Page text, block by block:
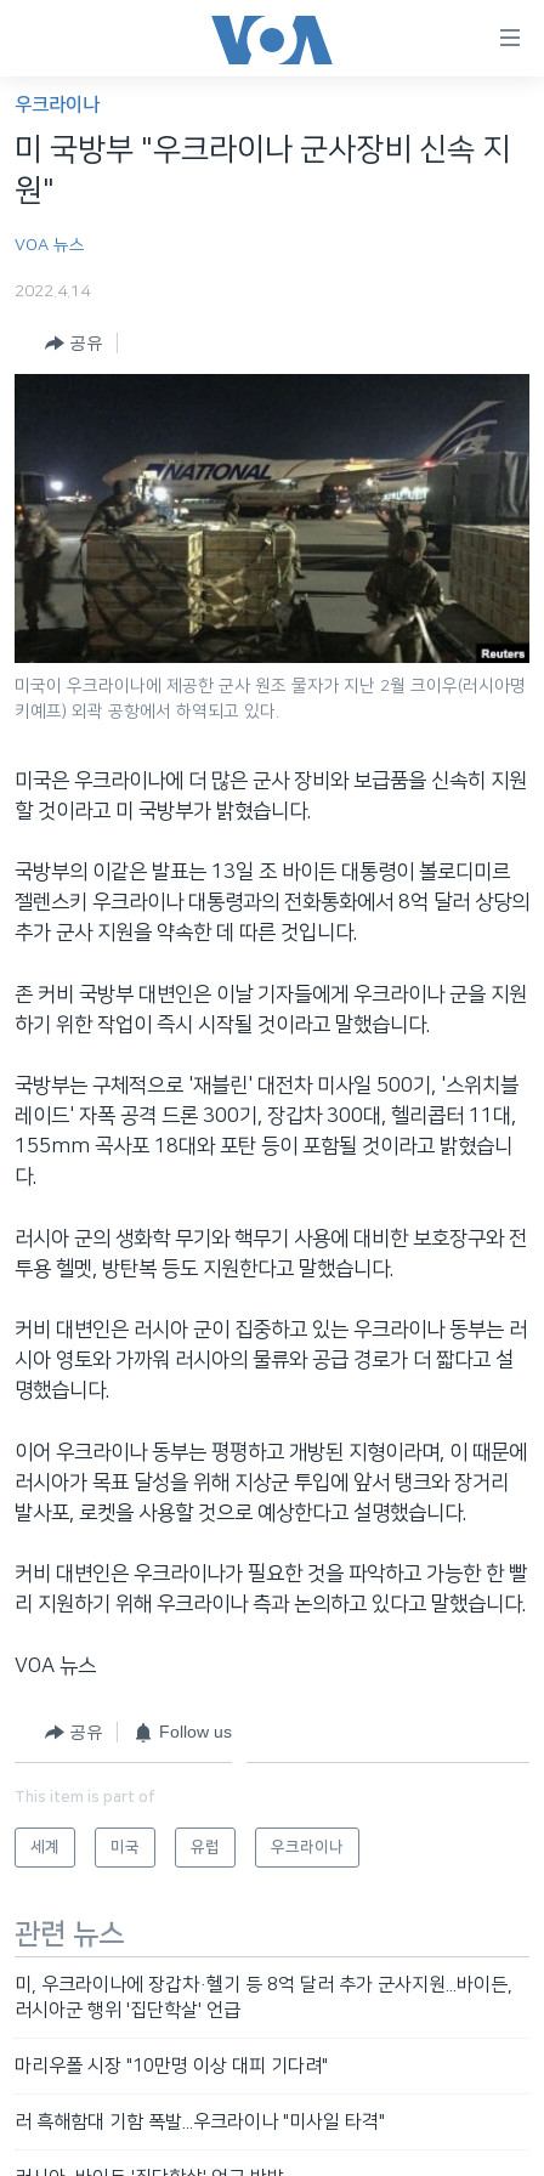
가
능
링
인
동
메
인
네
게
션
으
이
동
색
으
로
등
세계
라디오
프로그램
주파수 안내
우크라이나
미 국방부 "우크라이나 군사장비 신속 지
원"
VOA 뉴스
2022.4.14
공유
미국이 우크라이나에 제공한 군사 원조 물자가 지난 2월 크이우(러시아명
키예프) 외곽 공항에서 하역되고 있다.
미국은 우크라이나에 더 많은 군사 장비와 보급품을 신속히 지원
할 것이라고 미 국방부가 밝혔습니다.
국방부의 이같은 발표는 13일 조 바이든 대통령이 볼로디미르
젤렌스키 우크라이나 대통령과의 전화통화에서 8억 달러 상당의
추가 군사 지원을 약속한 데 따른 것입니다.
존 커비 국방부 대변인은 이날 기자들에게 우크라이나 군을 지원
하기 위한 작업이 즉시 시작될 것이라고 말했습니다.
국방부는 구체적으로 '재블린' 대전차 미사일 500기, '스위치블
레이드' 자폭 공격 드론 300기, 장갑차 300대, 헬리콥터 11대,
155mm 곡사포 18대와 포탄 등이 포함될 것이라고 밝혔습니
다.
러시아 군의 생화학 무기와 핵무기 사용에 대비한 보호장구와 전
투용 헬멧, 방탄복 등도 지원한다고 말했습니다.
커비 대변인은 러시아 군이 집중하고 있는 우크라이나 동부는 러
시아 영토와 가까워 러시아의 물류와 공급 경로가 더 짧다고 설
명했습니다.
이어 우크라이나 동부는 평평하고 개방된 지형이라며, 이 때문에
러시아가 목표 달성을 위해 지상군 투입에 앞서 탱크와 장거리
발사포, 로켓을 사용할 것으로 예상한다고 설명했습니다.
커비 대변인은 우크라이나가 필요한 것을 파악하고 가능한 한 빨
리 지원하기 위해 우크라이나 측과 논의하고 있다고 말했습니다.
VOA 뉴스
공유 Follow us
This item is part of
세계 미국 유럽 우크라이나
관련 뉴스
미, 우크라이나에 장갑차·헬기 등 8억 달러 추가 군사지원...바이든,
러시아군 행위 '집단학살' 언급
마리우폴 시장 "10만명 이상 대피 기다려"
러 흑해함대 기함 폭발...우크라이나 "미사일 타격"